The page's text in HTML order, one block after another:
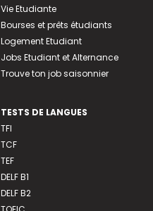
Vie Etudiante
Bourses et prêts étudiants
Logement Etudiant
Jobs Etudiant et Alternance
Trouve ton job saisonnier
TESTS DE LANGUES
TFI
TCF
TEF
DELF B1
DELF B2